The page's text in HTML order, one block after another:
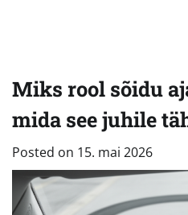
Miks rool sõidu
mida see juhile
Posted on 15. mai 2026